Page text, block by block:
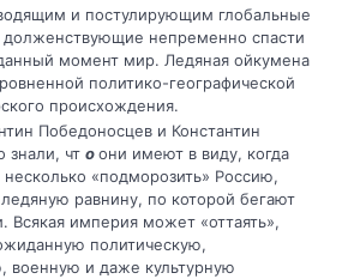
и постулирующим глобальные
непременно спасти
момент мир. Ледяная ойкумена
политико-географической
происхождения.
Победоносцев и Константин
знали, чт оони имеют в виду, когда
«подморозить» Россию,
ледяную равнину, по которой бегают
Всякая империя может «оттаять»,
политическую,
военную и даже культурную